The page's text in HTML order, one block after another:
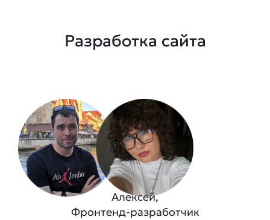
Разработка сайта
Алексей,
Фронтенд-разработчик